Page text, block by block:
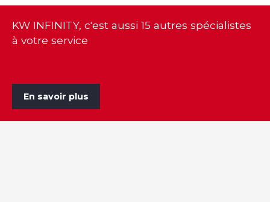
KW INFINITY, c'est aussi 15 autres spécialistes
à votre service
En savoir plus